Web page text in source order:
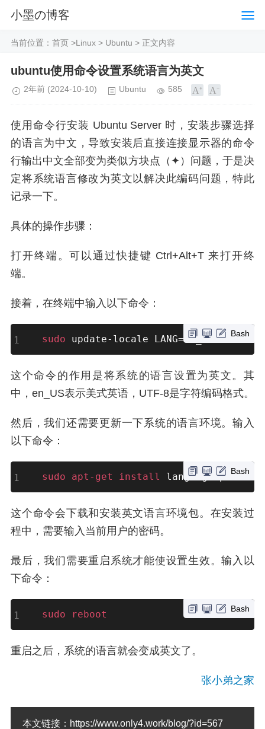
小墨の博客
当前位置： 首页 >Linux > Ubuntu > 正文内容
ubuntu使用命令设置系统语言为英文
2年前 (2024-10-10) Ubuntu 585
使用命令行安装 Ubuntu Server 时，安装步骤选择
的语言为中文，导致安装后直接连接显示器的命令
行输出中文全部变为类似方块点（✦）问题，于是决
定将系统语言修改为英文以解决此编码问题，特此
记录一下。
具体的操作步骤：
打开终端。可以通过快捷键 Ctrl+Alt+T 来打开终
端。
接着，在终端中输入以下命令：
Bash
sudo update-locale LANG=en_US.UTF-8
这个命令的作用是将系统的语言设置为英文。其
中，en_US表示美式英语，UTF-8是字符编码格式。
然后，我们还需要更新一下系统的语言环境。输入
以下命令：
Bash
sudo apt-get install language-pack-
这个命令会下载和安装英文语言环境包。在安装过
程中，需要输入当前用户的密码。
最后，我们需要重启系统才能使设置生效。输入以
下命令：
Bash
sudo reboot
重启之后，系统的语言就会变成英文了。
张小弟之家
本文链接： https://www.only4.work/blog/?id=567